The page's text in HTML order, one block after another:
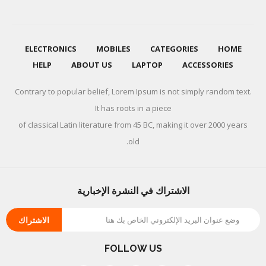
HOME
CATEGORIES
MOBILES
ELECTRONICS
ACCESSORIES
LAPTOP
ABOUT US
HELP
Contrary to popular belief, Lorem Ipsum is not simply random text.
It has roots in a piece
of classical Latin literature from 45 BC, making it over 2000 years
old.
الاشتراك في النشرة الإخبارية
الاشتراك
FOLLOW US